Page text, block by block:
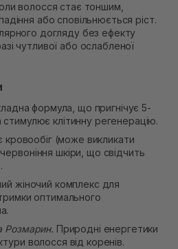
волосся стає тоншим,
або сповільнюється ріст.
догляду без ефекту
чутливої або ослабленої
формула, що пригнічує 5-
клітинну регенерацію.
кровообіг (може викликати
шкіри, що свідчить
жіночий комплекс для
оптимального
Розмарин. Природні енергетики
волосся від коренів.